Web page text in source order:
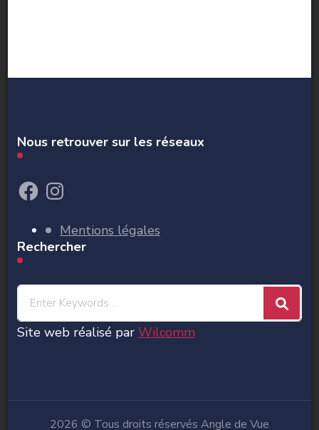
Nous retrouver sur les réseaux
FacebookInstagram
Mentions légales
Rechercher
Looking
for
Something?
Site web réalisé par Wilcomm
2026 © Tous droits réservés Angle de Vue